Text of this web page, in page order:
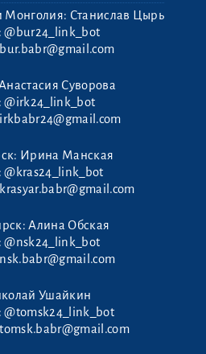
Монголия: Станислав Цырь
@bur24_link_bot
bur.babr@gmail.com
Суворова
@irk24_link_bot
irkbabr24@gmail.com
Ирина Манская
@kras24_link_bot
krasyar.babr@gmail.com
Алина Обская
@nsk24_link_bot
nsk.babr@gmail.com
Ушайкин
@tomsk24_link_bot
tomsk.babr@gmail.com